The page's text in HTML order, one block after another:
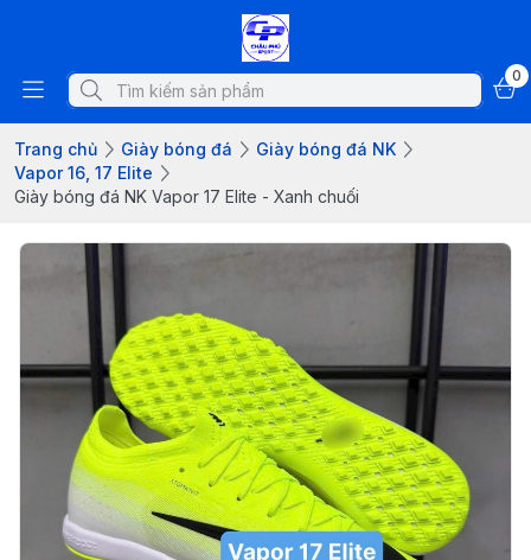
0
Trang chủ Giày bóng đá
Giày bóng đá NK
Vapor 16, 17 Elite
Giày bóng đá NK Vapor 17 Elite - Xanh chuối